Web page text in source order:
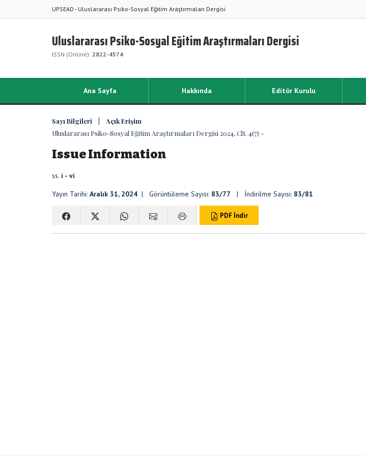
UPSEAD - Uluslararası Psiko-Sosyal Eğitim Araştırmaları Dergisi
Uluslararası Psiko-Sosyal Eğitim Araştırmaları Dergisi
ISSN (Online): 2822-4574
Ana Sayfa Hakkında Editör Kurulu
Sayı Bilgileri | Açık Erişim
Uluslararası Psiko-Sosyal Eğitim Araştırmaları Dergisi 2024, Clt. 4(7) -
Issue Information
ss. i - vi
Yayın Tarihi: Aralık 31, 2024 | Görüntüleme Sayısı: 83/77 | İndirilme Sayısı: 83/81
PDF İndir